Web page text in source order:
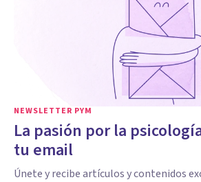
NEWSLETTER PYM
La pasión por la
tu email
Únete y recibe artículos y contenidos